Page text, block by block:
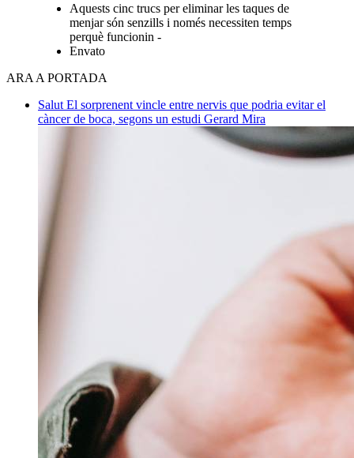
Aquests cinc trucs per eliminar les taques de
menjar són senzills i només necessiten temps
perquè funcionin -
Envato
ARA A PORTADA
Salut El sorprenent vincle entre nervis que podria evitar el
càncer de boca, segons un estudi Gerard Mira